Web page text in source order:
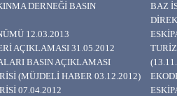
DERNEĞİ BASIN
12.03.2013
AÇIKLAMASI 31.05.2012
BASIN AÇIKLAMASI
(MÜJDELİ HABER 03.12.2012)
07.04.2012
BAZ